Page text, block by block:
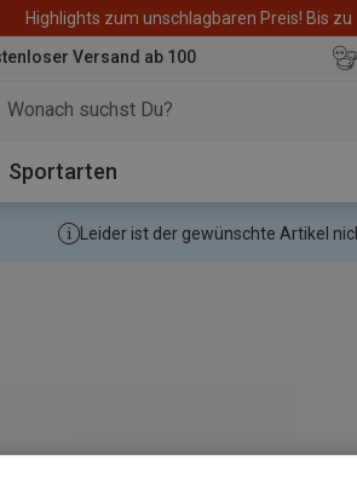
Highlights zum unschlagbaren Preis! Bis
Versand ab 100
Sportarten
Leider ist der gewünschte Artikel